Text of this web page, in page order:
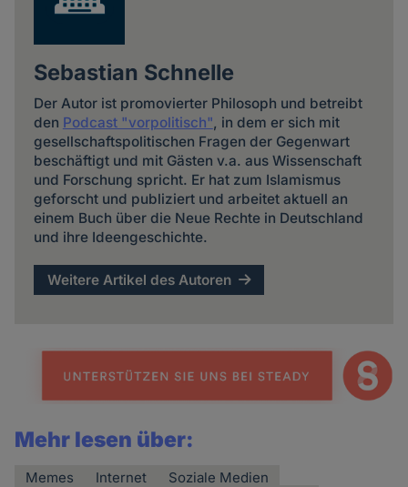
Sebastian Schnelle
Der Autor ist promovierter Philosoph und betreibt
den Podcast "vorpolitisch", in dem er sich mit
gesellschaftspolitischen Fragen der Gegenwart
beschäftigt und mit Gästen v.a. aus Wissenschaft
und Forschung spricht. Er hat zum Islamismus
geforscht und publiziert und arbeitet aktuell an
einem Buch über die Neue Rechte in Deutschland
und ihre Ideengeschichte.
Weitere Artikel des Autoren
Mehr lesen über:
Memes Internet
Soziale Medien